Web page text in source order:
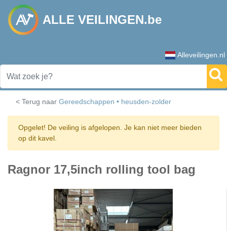
ALLE VEILINGEN.be
Alleveilingen.nl
< Terug naar Gereedschappen • heusden-zolder
Opgelet! De veiling is afgelopen. Je kan niet meer bieden
op dit kavel.
Ragnor 17,5inch rolling tool bag